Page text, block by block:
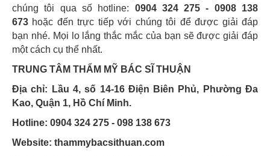
chúng tôi qua số hotline: 0904 324 275 - 0908 138
673 hoặc đến trực tiếp với chúng tôi để được giải đáp
bạn nhé. Mọi lo lắng thắc mắc của bạn sẽ được giải đáp
một cách cụ thể nhất.
TRUNG TÂM THẨM MỸ BÁC SĨ THUẬN
Địa chỉ: Lầu 4, số 14-16 Điện Biên Phủ, Phường Đa
Kao, Quận 1, Hồ Chí Minh.
Hotline: 0904 324 275 - 098 138 673
Website: thammybacsithuan.com